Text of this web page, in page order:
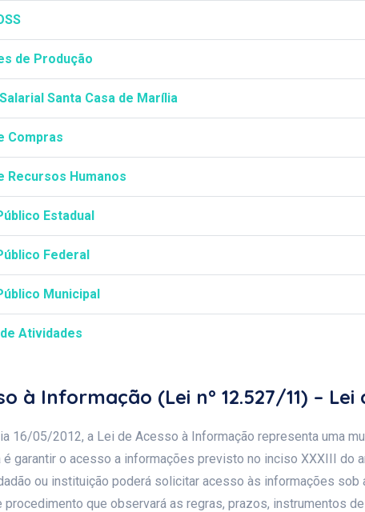
de Produção
Santa Casa de Marília
Compras
Recursos Humanos
Estadual
Federal
Municipal
Atividades
à Informação (Lei nº 12.527/11) –
16/05/2012, a Lei de Acesso à Informação representa uma
garantir o acesso a informações previsto no inciso XXXIII do
ou instituição poderá solicitar acesso às informações
que observará as regras, prazos, instrumentos